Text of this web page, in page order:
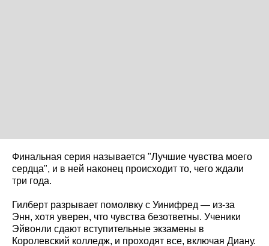
Финальная серия называется "Лучшие чувства моего
сердца", и в ней наконец происходит то, чего ждали
три года.
Гилберт разрывает помолвку с Уинифред — из-за
Энн, хотя уверен, что чувства безответны. Ученики
Эйвонли сдают вступительные экзамены в
Королевский колледж, и проходят все, включая Диану.